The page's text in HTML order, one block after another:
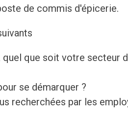
de commis d'épicerie.
quel que soit votre secteur
se démarquer ?
recherchées par les